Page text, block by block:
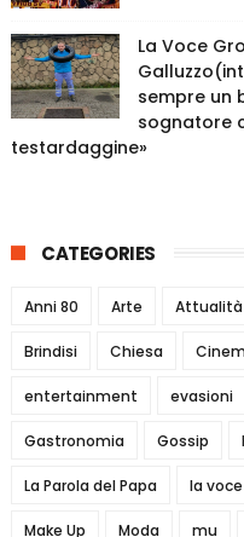
La Voce
sempre un
sognatore
testardaggine»
CATEGORIES
Anni 80 Arte Attualità
Brindisi Chiesa
entertainment evasioni
Gastronomia Gossip
La Parola del Papa la
Make Up Moda mu